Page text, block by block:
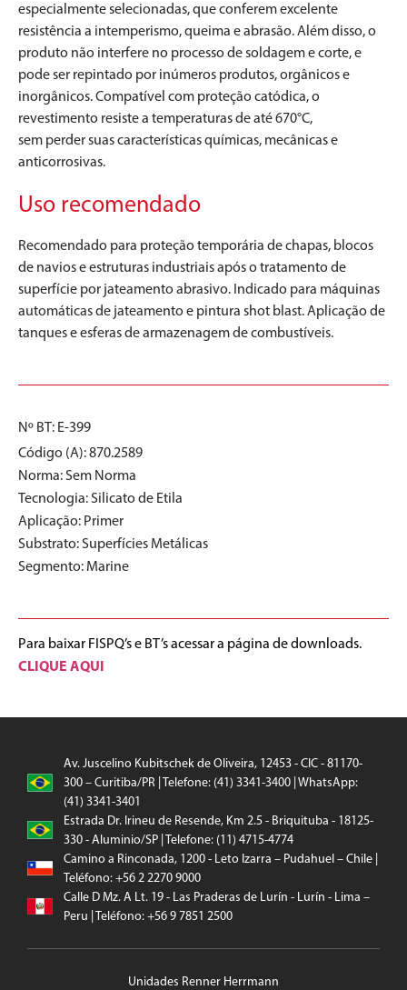
especialmente selecionadas, que conferem excelente
resistência a intemperismo, queima e abrasão. Além disso, o
produto não interfere no processo de soldagem e corte, e
pode ser repintado por inúmeros produtos, orgânicos e
inorgânicos. Compatível com proteção catódica, o
revestimento resiste a temperaturas de até 670°C,
sem perder suas características químicas, mecânicas e
anticorrosivas.
Uso recomendado
Recomendado para proteção temporária de chapas, blocos
de navios e estruturas industriais após o tratamento de
superfície por jateamento abrasivo. Indicado para máquinas
automáticas de jateamento e pintura shot blast. Aplicação de
tanques e esferas de armazenagem de combustíveis.
Nº BT: E-399
Código (A): 870.2589
Norma:Sem Norma
Tecnologia:Silicato de Etila
Aplicação: Primer
Substrato:Superfícies Metálicas
Segmento: Marine
Para baixar FISPQ’s e BT’s acessar a página de downloads.
CLIQUE AQUI
Av. Juscelino Kubitschek de Oliveira, 12453 - CIC - 81170-
300 – Curitiba/PR | Telefone: (41) 3341-3400 | WhatsApp:
(41) 3341-3401
Estrada Dr. Irineu de Resende, Km 2.5 - Briquituba - 18125-
330 - Aluminio/SP | Telefone: (11) 4715-4774
Camino a Rinconada, 1200 - Leto Izarra – Pudahuel – Chile |
Teléfono: +56 2 2270 9000
Calle D Mz. A Lt. 19 - Las Praderas de Lurín - Lurín - Lima –
Peru | Teléfono: +56 9 7851 2500
Unidades Renner Herrmann